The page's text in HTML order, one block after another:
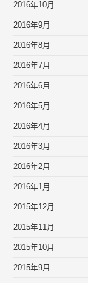
2016年10月
2016年9月
2016年8月
2016年7月
2016年6月
2016年5月
2016年4月
2016年3月
2016年2月
2016年1月
2015年12月
2015年11月
2015年10月
2015年9月